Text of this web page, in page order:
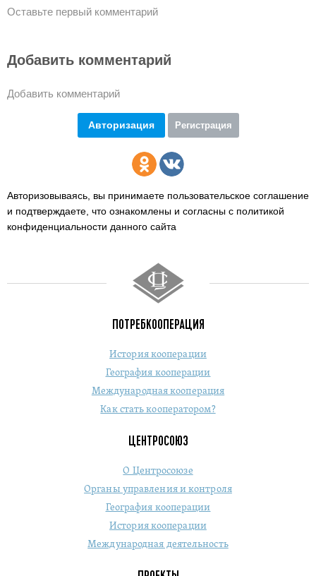
Оставьте первый комментарий
Добавить комментарий
Добавить комментарий
Авторизация Регистрация
Авторизовываясь, вы принимаете пользовательское соглашение
и подтверждаете, что ознакомлены и согласны с политикой
конфиденциальности данного сайта
ПОТРЕБКООПЕРАЦИЯ
История кооперации
География кооперации
Международная кооперация
Как стать кооператором?
ЦЕНТРОСОЮЗ
О Центросоюзе
Органы управления и контроля
География кооперации
История кооперации
Международная деятельность